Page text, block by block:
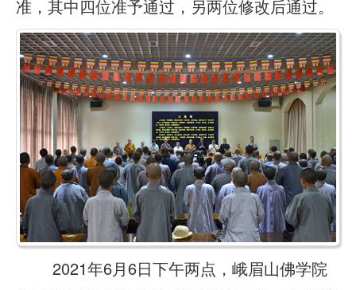
准，其中四位准予通过，另两位修改后通过。
2021年6月6日下午两点，峨眉山佛学院